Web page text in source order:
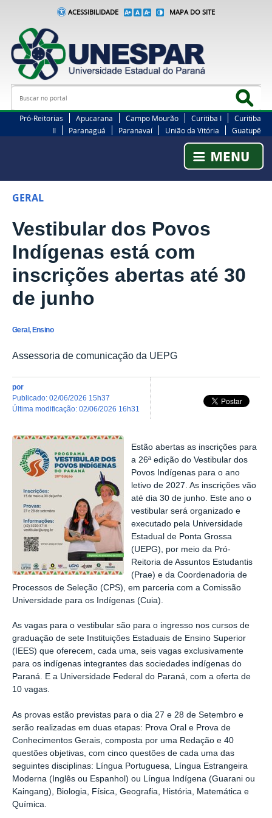
ACESSIBILIDADE MAPA DO SITE
Busca
Pró-Reitorias Apucarana Campo Mourão Curitiba I
Curitiba
II
Paranaguá Paranavaí União da Vitória Guatupê
GERAL
Vestibular dos Povos
Indígenas está com
inscrições abertas até 30
de junho
Geral, Ensino
Assessoria de comunicação da UEPG
por
publicado: 02/06/2026 15h37
última modificação: 02/06/2026 16h31
Estão abertas as inscrições para
a 26ª edição do Vestibular dos
Povos Indígenas para o ano
letivo de 2027. As inscrições vão
até dia 30 de junho. Este ano o
vestibular será organizado e
executado pela Universidade
Estadual de Ponta Grossa
(UEPG), por meio da Pró-
Reitoria de Assuntos Estudantis
(Prae) e da Coordenadoria de
Processos de Seleção (CPS), em parceria com a Comissão
Universidade para os Indígenas (Cuia).
As vagas para o vestibular são para o ingresso nos cursos de
graduação de sete Instituições Estaduais de Ensino Superior
(IEES) que oferecem, cada uma, seis vagas exclusivamente
para os indígenas integrantes das sociedades indígenas do
Paraná. E a Universidade Federal do Paraná, com a oferta de
10 vagas.
As provas estão previstas para o dia 27 e 28 de Setembro e
serão realizadas em duas etapas: Prova Oral e Prova de
Conhecimentos Gerais, composta por uma Redação e 40
questões objetivas, com cinco questões de cada uma das
seguintes disciplinas: Língua Portuguesa, Língua Estrangeira
Moderna (Inglês ou Espanhol) ou Língua Indígena (Guarani ou
Kaingang), Biologia, Física, Geografia, História, Matemática e
Química.